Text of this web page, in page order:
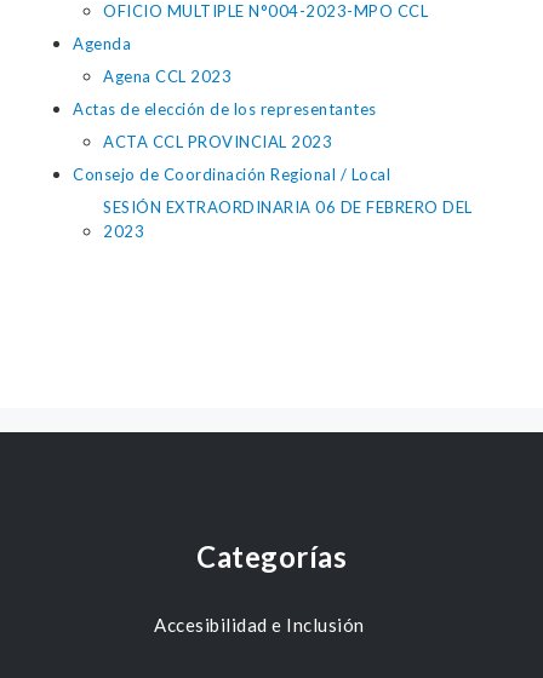
OFICIO MULTIPLE N°004-2023-MPO CCL
Agenda
Agena CCL 2023
Actas de elección de los representantes
ACTA CCL PROVINCIAL 2023
Consejo de Coordinación Regional / Local
SESIÓN EXTRAORDINARIA 06 DE FEBRERO DEL
2023
Categorías
Accesibilidad e Inclusión